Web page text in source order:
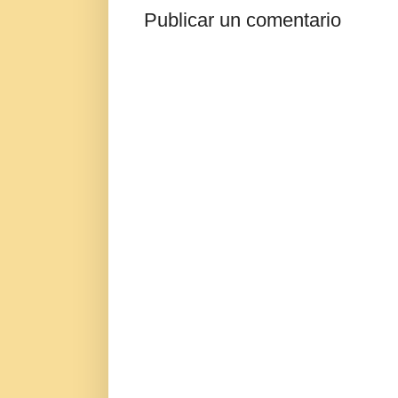
Publicar un comentario